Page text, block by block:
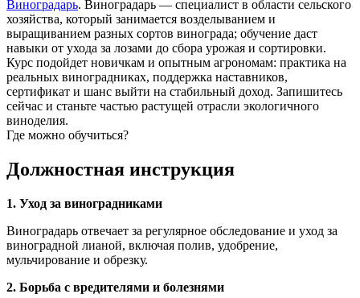
Виноградарь. Виноградарь — специалист в области сельского
хозяйства, который занимается возделыванием и
выращиванием разных сортов винограда; обучение даст
навыки от ухода за лозами до сбора урожая и сортировки.
Курс подойдет новичкам и опытным агрономам: практика на
реальных виноградниках, поддержка наставников,
сертификат и шанс выйти на стабильный доход. Запишитесь
сейчас и станьте частью растущей отрасли экологичного
виноделия.
Где можно обучиться?
Должностная инструкция
1. Уход за виноградниками
Виноградарь отвечает за регулярное обследование и уход за
виноградной лианой, включая полив, удобрение,
мульчирование и обрезку.
2. Борьба с вредителями и болезнями